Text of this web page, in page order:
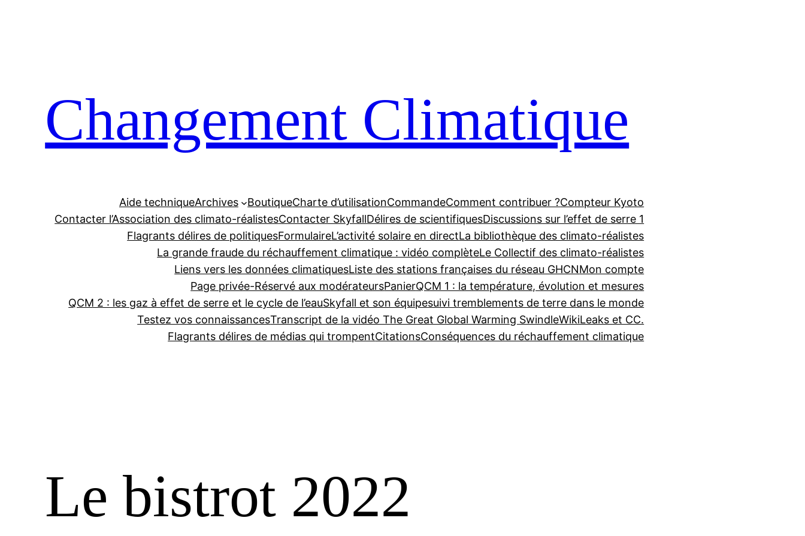
Changement Climatique
Aide techniqueArchives BoutiqueCharte d’utilisationCommandeComment contribuer ?Compteur Kyoto
Contacter l’Association des climato-réalistesContacter SkyfallDélires de scientifiquesDiscussions sur l’effet de serre 1
Flagrants délires de politiquesFormulaireL’activité solaire en directLa bibliothèque des climato-réalistes
La grande fraude du réchauffement climatique : vidéo complèteLe Collectif des climato-réalistes
Liens vers les données climatiquesListe des stations françaises du réseau GHCNMon compte
Page privée-Réservé aux modérateursPanierQCM 1 : la température, évolution et mesures
QCM 2 : les gaz à effet de serre et le cycle de l’eauSkyfall et son équipesuivi tremblements de terre dans le monde
Testez vos connaissancesTranscript de la vidéo The Great Global Warming SwindleWikiLeaks et CC.
Flagrants délires de médias qui trompentCitationsConséquences du réchauffement climatique
Le bistrot 2022